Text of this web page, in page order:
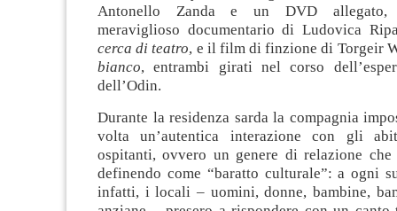
Antonello Zanda e un DVD allegato,
meraviglioso documentario di Ludovica
cerca di teatro, e il film di finzione di Torgeir
bianco, entrambi girati nel corso
dell’Odin.
Durante la residenza sarda la compagnia
volta un’autentica interazione con gli
ospitanti, ovvero un genere di relazione
definendo come “baratto culturale”: a ogni
infatti, i locali – uomini, donne, bambine,